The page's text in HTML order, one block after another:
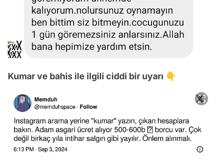
Kumar ve bahis ile ilgili ciddi bir uyarı 👇
Video
Test